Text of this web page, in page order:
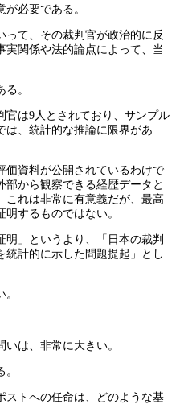
必要である。
って、その裁判官が政治的に反
実関係や法的論点によって、当
。
官は9人とされており、サンプル
は、統計的な推論に限界があ
価資料が公開されているわけで
部から観察できる経歴データと
これは非常に有意義だが、最高
するものではない。
明」というより、「日本の裁判
統計的に示した問題提起」とし
は、非常に大きい。
ストへの任命は、どのような基